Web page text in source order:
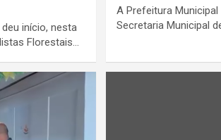
início, nesta
Florestais…
A Prefeitura
Secretaria Municipal